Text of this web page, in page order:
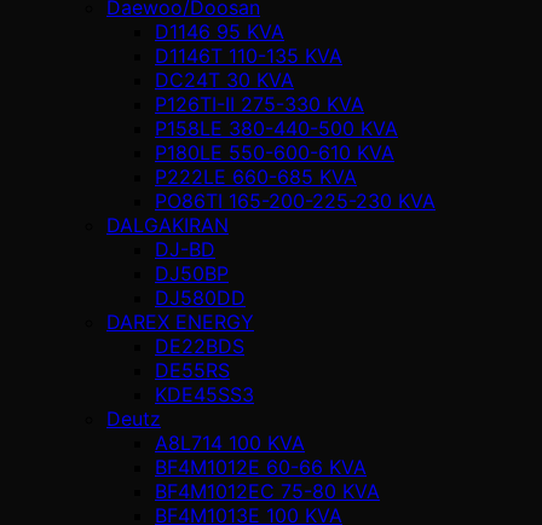
Daewoo/Doosan
D1146 95 KVA
D1146T 110-135 KVA
DC24T 30 KVA
P126TI-II 275-330 KVA
P158LE 380-440-500 KVA
P180LE 550-600-610 KVA
P222LE 660-685 KVA
PO86TI 165-200-225-230 KVA
DALGAKIRAN
DJ-BD
DJ50BP
DJ580DD
DAREX ENERGY
DE22BDS
DE55RS
KDE45SS3
Deutz
A8L714 100 KVA
BF4M1012E 60-66 KVA
BF4M1012EC 75-80 KVA
BF4M1013E 100 KVA